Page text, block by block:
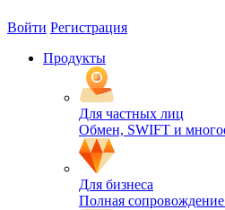
Войти Регистрация
Продукты
Для частных лиц
Обмен, SWIFT и
Для бизнеса
Полная сопровождение